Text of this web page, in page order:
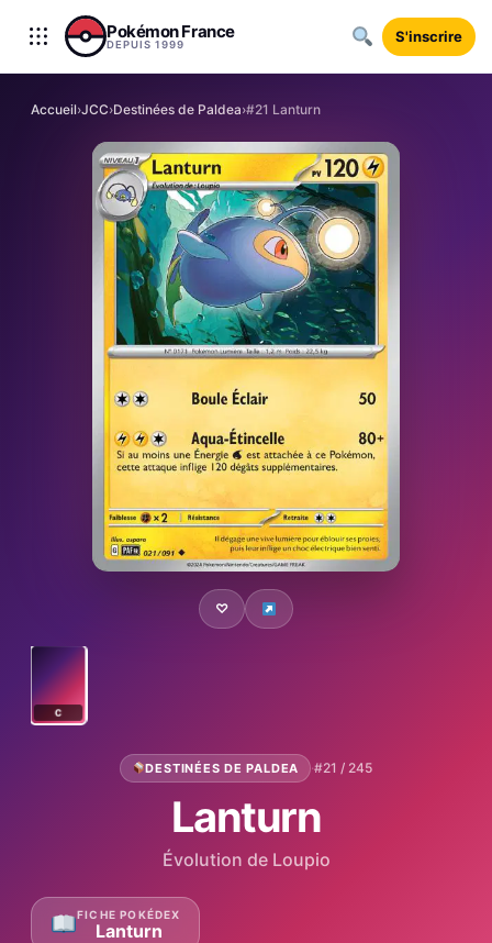
Aller au contenu
Pokémon France
DEPUIS 1999 S'inscrire
Accueil›JCC›Destinées de Paldea›#21 Lanturn
♡
C
DESTINÉES DE PALDEA ·#21 / 245
Lanturn
Évolution de Loupio
FICHE POKÉDEX
Lanturn